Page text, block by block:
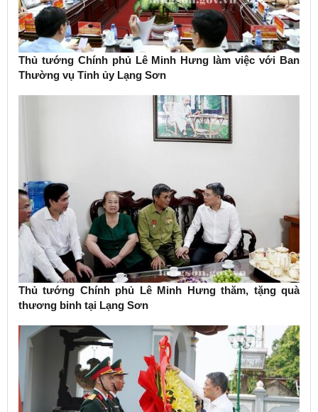
Thủ tướng Chính phủ Lê Minh Hưng làm việc với Ban
Thường vụ Tỉnh ủy Lạng Sơn
Thủ tướng Chính phủ Lê Minh Hưng thăm, tặng quà
thương binh tại Lạng Sơn